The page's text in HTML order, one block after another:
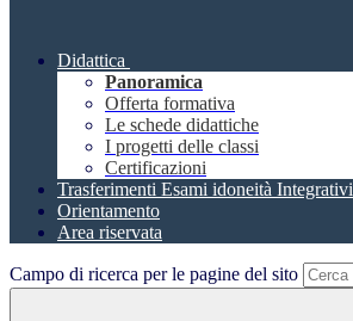
Didattica
Panoramica
Offerta formativa
Le schede didattiche
I progetti delle classi
Certificazioni
Trasferimenti Esami idoneità Integrativi
Orientamento
Area riservata
Campo di ricerca per le pagine del sito